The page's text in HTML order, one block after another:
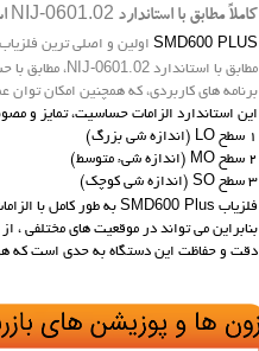
کاملاً مطابق با استاندارد NIJ-0601.02
SMD600 PLUS اولین و اصلی ترین
مطابق با استاندارد NIJ-0601.02، مطابق با
برنامه های کاربردی، که همچنین امکان توان
این استاندارد الزامات حساسیت، تمایز و
1 سطح LO (اندازه شی بزرگ)
2 سطح MO (اندازه شیء متوسط)
3 سطح SO (اندازه شی کوچک)
فلزیاب SMD600 Plus به طور کامل با
بنابراین می تواند در موقعیت های مختلفی ،
دقت و حفاظت این دستگاه به حدی است که هر